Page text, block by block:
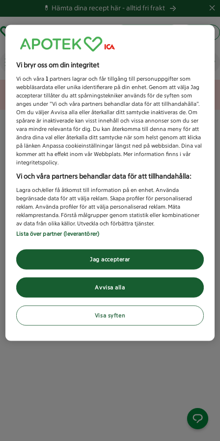
💊 Hämta dina recept här -alltid fri frakt
Vad letar du efter idag?
Unknown error
Vi bryr oss om din integritet
Vi och våra1 partners lagrar och får tillgång till personuppgifter som
webbläsardata eller unika identifierare på din enhet. Genom att välja Jag
accepterar tillåter du att spårningstekniker används för de syften som
anges under ”Vi och våra partners behandlar data för att tillhandahålla”.
Om du väljer Avvisa alla eller återkallar ditt samtycke inaktiveras de. Om
spårare är inaktiverade kan visst innehåll och vissa annonser som du ser
vara mindre relevanta för dig. Du kan återkomma till denna meny för att
ändra dina val eller återkalla ditt samtycke när som helst genom att klicka
på länken Anpassa cookieinställningar längst ned på webbsidan. Dina val
kommer att ha effekt inom vår Webbplats. Mer information finns i vår
integritetspolicy.
Vi och våra partners behandlar data för att tillhandahålla:
Lagra och/eller få åtkomst till information på en enhet. Använda
begränsade data för att välja reklam. Skapa profiler för personaliserad
reklam. Använda profiler för att välja personaliserad reklam. Mäta
reklamprestanda. Förstå målgrupper genom statistik eller kombinationer
av data från olika källor. Utveckla och förbättra tjänster.
Lista över partner (leverantörer)
Avvisa alla
Jag accepterar
Visa syften